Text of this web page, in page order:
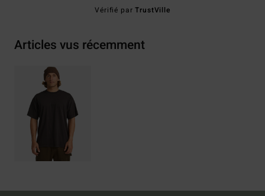
Vérifié parTrustVille
Articles vus récemment